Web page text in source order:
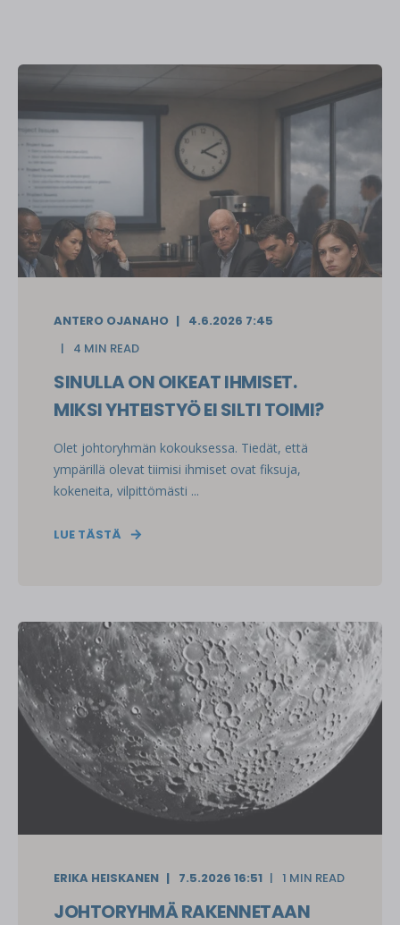
ANTERO OJANAHO
4.6.2026 7:45
4 MIN READ
SINULLA ON OIKEAT IHMISET.
MIKSI YHTEISTYÖ EI SILTI TOIMI?
Olet johtoryhmän kokouksessa. Tiedät, että
ympärillä olevat tiimisi ihmiset ovat fiksuja,
kokeneita, vilpittömästi ...
LUE TÄSTÄ
ERIKA HEISKANEN 7.5.2026 16:51 1 MIN READ
JOHTORYHMÄ RAKENNETAAN